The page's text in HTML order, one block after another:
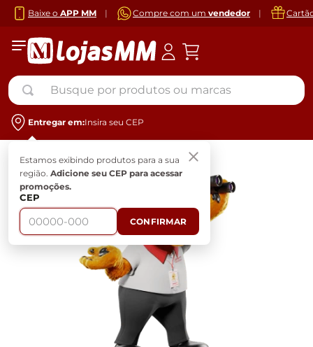
Baixe o APP MM | Compre com um vendedor |
Busque por produtos ou marcas
Entregar em:Insira seu CEP
Estamos exibindo produtos para a sua
região. Adicione seu CEP para acessar
promoções.
CEP
CONFIRMAR